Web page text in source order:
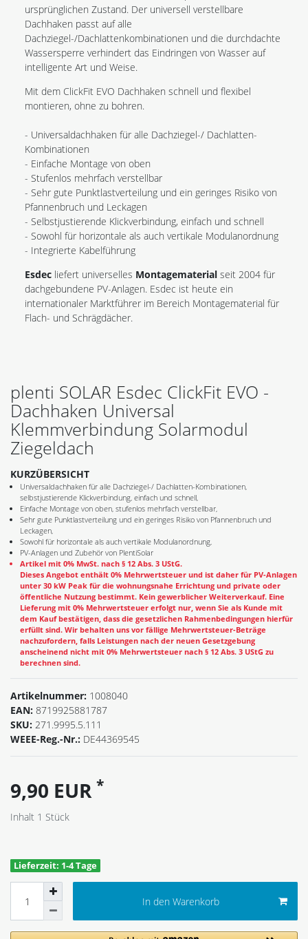
ursprünglichen Zustand. Der universell verstellbare
Dachhaken passt auf alle
Dachziegel-/Dachlattenkombinationen und die durchdachte
Wassersperre verhindert das Eindringen von Wasser auf
intelligente Art und Weise.
Mit dem ClickFit EVO Dachhaken schnell und flexibel
montieren, ohne zu bohren.
- Universaldachhaken für alle Dachziegel-/ Dachlatten-
Kombinationen
- Einfache Montage von oben
- Stufenlos mehrfach verstellbar
- Sehr gute Punktlastverteilung und ein geringes Risiko von
Pfannenbruch und Leckagen
- Selbstjustierende Klickverbindung, einfach und schnell
- Sowohl für horizontale als auch vertikale Modulanordnung
- Integrierte Kabelführung
Esdec liefert universelles Montagematerial seit 2004 für
dachgebundene PV-Anlagen. Esdec ist heute ein
internationaler Marktführer im Bereich Montagematerial für
Flach- und Schrägdächer.
plenti SOLAR Esdec ClickFit EVO -
Dachhaken Universal
Klemmverbindung Solarmodul
Ziegeldach
KURZÜBERSICHT
Universaldachhaken für alle Dachziegel-/ Dachlatten-Kombinationen,
selbstjustierende Klickverbindung, einfach und schnell,
Einfache Montage von oben, stufenlos mehrfach verstellbar,
Sehr gute Punktlastverteilung und ein geringes Risiko von Pfannenbruch und
Leckagen,
Sowohl für horizontale als auch vertikale Modulanordnung,
PV-Anlagen und Zubehör von PlentiSolar
Artikel mit 0% MwSt. nach § 12 Abs. 3 UStG.
Dieses Angebot enthält 0% Mehrwertsteuer und ist daher für PV-Anlagen
unter 30 kW Peak für die wohnungsnahe Errichtung und private oder
öffentliche Nutzung bestimmt. Kein gewerblicher Weiterverkauf. Eine
Lieferung mit 0% Mehrwertsteuer erfolgt nur, wenn Sie als Kunde mit
dem Kauf bestätigen, dass die gesetzlichen Rahmenbedingungen hierfür
erfüllt sind. Wir behalten uns vor fällige Mehrwertsteuer-Beträge
nachzufordern, falls Leistungen nach der neuen Gesetzgebung
anscheinend nicht mit 0% Mehrwertsteuer nach § 12 Abs. 3 UStG zu
berechnen sind.
Artikelnummer: 1008040
EAN: 8719925881787
SKU: 271.9995.5.111
WEEE-Reg.-Nr.: DE44369545
9,90 EUR *
Inhalt 1 Stück
Lieferzeit: 1-4 Tage
In den Warenkorb